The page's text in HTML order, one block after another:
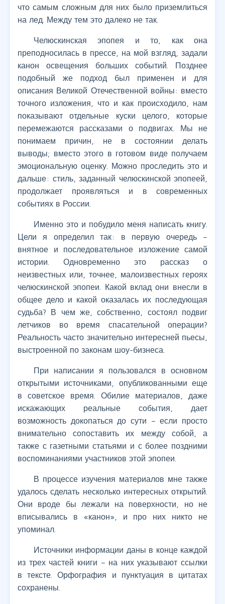
что самым сложным для них было приземлиться
на лед. Между тем это далеко не так.
Челюскинская эпопея и то, как она
преподносилась в прессе, на мой взгляд, задали
канон освещения больших событий. Позднее
подобный же подход был применен и для
описания Великой Отечественной войны: вместо
точного изложения, что и как происходило, нам
показывают отдельные куски целого, которые
перемежаются рассказами о подвигах. Мы не
понимаем причин, не в состоянии делать
выводы; вместо этого в готовом виде получаем
эмоциональную оценку. Можно проследить это и
дальше: стиль, заданный челюскинской эпопеей,
продолжает проявляться и в современных
событиях в России.
Именно это и побудило меня написать книгу.
Цели я определил так: в первую очередь –
внятное и последовательное изложение самой
истории. Одновременно это рассказ о
неизвестных или, точнее, малоизвестных героях
челюскинской эпопеи. Какой вклад они внесли в
общее дело и какой оказалась их последующая
судьба? В чем же, собственно, состоял подвиг
летчиков во время спасательной операции?
Реальность часто значительно интересней пьесы,
выстроенной по законам шоу-бизнеса.
При написании я пользовался в основном
открытыми источниками, опубликованными еще
в советское время. Обилие материалов, даже
искажающих реальные события, дает
возможность докопаться до сути – если просто
внимательно сопоставить их между собой, а
также с газетными статьями и с более поздними
воспоминаниями участников этой эпопеи.
В процессе изучения материалов мне также
удалось сделать несколько интересных открытий.
Они вроде бы лежали на поверхности, но не
вписывались в «канон», и про них никто не
упоминал.
Источники информации даны в конце каждой
из трех частей книги – на них указывают ссылки
в тексте. Орфография и пунктуация в цитатах
сохранены.